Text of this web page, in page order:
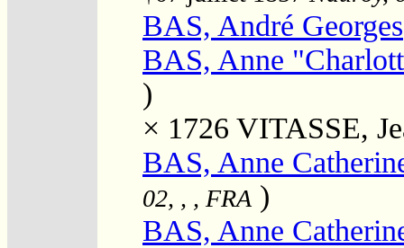
BAS, André Georges
BAS, Anne
)
× 1726 VITASSE,
BAS, Anne
02, , , FRA )
BAS, Anne